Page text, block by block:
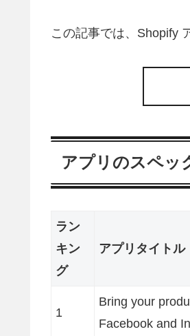
この記事では、Shopify
アプリのスペッ
ラン
キン
グ
アプリタイトル
1
Bring your
Facebook and